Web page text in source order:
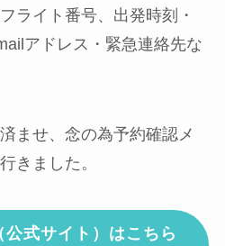
ライト番号、出発時刻・
アドレス・緊急連絡先な
ませ、念の為予約確認メ
きました。
式サイト）はこちら